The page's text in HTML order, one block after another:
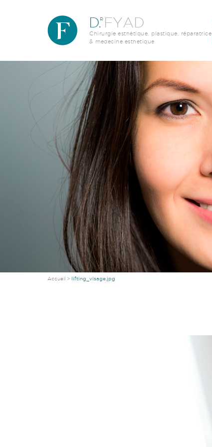
Chirurgie esthétique, plastique, réparatrice
& medecine esthetique
D R
. FYAD
Image par défaut
Accueil lifting_visage.jpg